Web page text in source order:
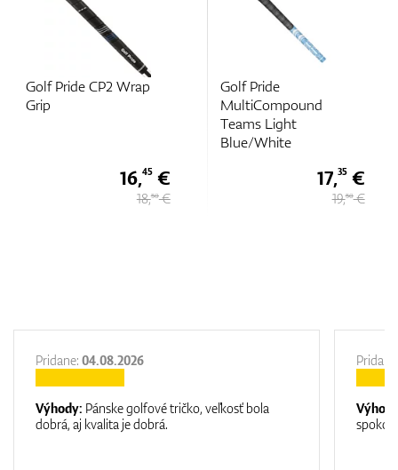
Wrap
Golf Pride
MultiCompound
Pridane: 04.08.2026
Výhody: Pánske golfové tričko, veľkosť bola
dobrá, aj kvalita je dobrá.